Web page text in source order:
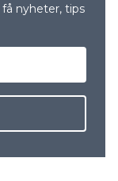
nyheter, tips